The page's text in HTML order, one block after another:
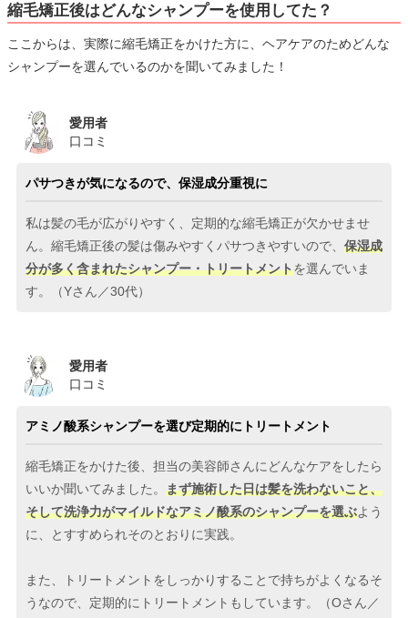
縮毛矯正後はどんなシャンプーを使用してた？
ここからは、実際に縮毛矯正をかけた方に、ヘアケアのためどんな
シャンプーを選んでいるのかを聞いてみました！
愛用者
口コミ
パサつきが気になるので、保湿成分重視に
私は髪の毛が広がりやすく、定期的な縮毛矯正が欠かせませ
ん。縮毛矯正後の髪は傷みやすくパサつきやすいので、 保湿成
分が多く含まれたシャンプー・トリートメントを選んでいま
す。（Yさん／30代）
愛用者
口コミ
アミノ酸系シャンプーを選び定期的にトリートメント
縮毛矯正をかけた後、担当の美容師さんにどんなケアをしたら
いいか聞いてみました。 まず施術した日は髪を洗わないこと、
そして洗浄力がマイルドなアミノ酸系のシャンプーを選ぶよう
に、とすすめられそのとおりに実践。
また、トリートメントをしっかりすることで持ちがよくなるそ
うなので、定期的にトリートメントもしています。（Oさん／